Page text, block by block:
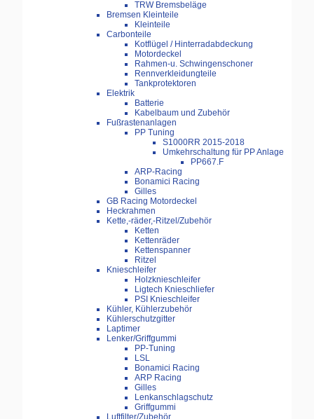
TRW Bremsbeläge
Bremsen Kleinteile
Kleinteile
Carbonteile
Kotflügel / Hinterradabdeckung
Motordeckel
Rahmen-u. Schwingenschoner
Rennverkleidungteile
Tankprotektoren
Elektrik
Batterie
Kabelbaum und Zubehör
Fußrastenanlagen
PP Tuning
S1000RR 2015-2018
Umkehrschaltung für PP Anlage
PP667.F
ARP-Racing
Bonamici Racing
Gilles
GB Racing Motordeckel
Heckrahmen
Kette,-räder,-Ritzel/Zubehör
Ketten
Kettenräder
Kettenspanner
Ritzel
Knieschleifer
Holzknieschleifer
Ligtech Knieschliefer
PSI Knieschleifer
Kühler, Kühlerzubehör
Kühlerschutzgitter
Laptimer
Lenker/Griffgummi
PP-Tuning
LSL
Bonamici Racing
ARP Racing
Gilles
Lenkanschlagschutz
Griffgummi
Luftfilter/Zubehör